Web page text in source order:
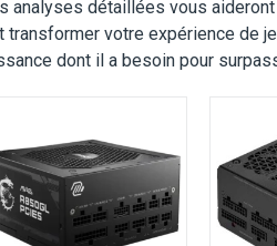
analyses détaillées vous
votre expérience de
dont il a besoin pour
80 Plus Gold
Puissance nominale:
d'efficacité énergétique:
Details →
View